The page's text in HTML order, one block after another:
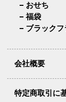
おせち
福袋
ブラック
会社概要
特定商取引に